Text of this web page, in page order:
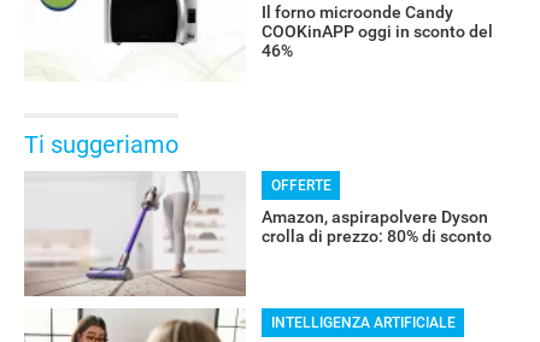
Il forno microonde Candy
COOKinAPP oggi in sconto del
46%
Ti suggeriamo
OFFERTE
Amazon, aspirapolvere Dyson
crolla di prezzo: 80% di sconto
INTELLIGENZA ARTIFICIALE